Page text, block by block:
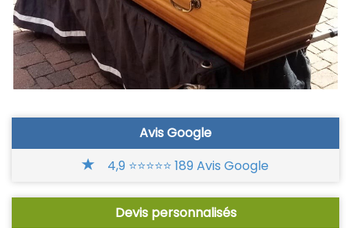
Avis Google
4,9 ⭐⭐⭐⭐⭐ 189 Avis Google
Devis personnalisés